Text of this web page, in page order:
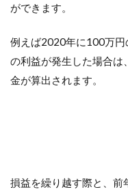
ができます。
例えば2020年に100万
の利益が発生した場合
金が算出されます。
損益を繰り越す際と、前